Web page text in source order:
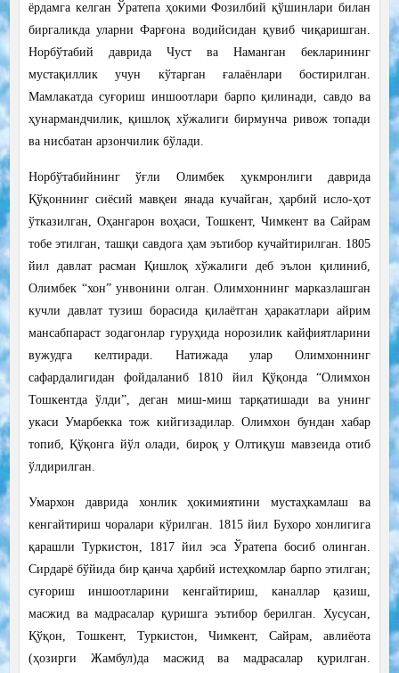
ёрдамга келган Ўратепа ҳокими Фозилбий қўшинлари билан
биргаликда уларни Фарғона водийсидан қувиб чиқаришган.
Норбўтабий даврида Чуст ва Наманган бекларининг
мустақиллик учун кўтарган ғалаёнлари бостирилган.
Мамлакатда суғориш иншоотлари барпо қилинади, савдо ва
ҳунармандчилик, қишлоқ хўжалиги бирмунча ривож топади
ва нисбатан арзончилик бўлади.
Норбўтабийнинг ўғли Олимбек ҳукмронлиги даврида
Қўқоннинг сиёсий мавқеи янада кучайган, ҳарбий исло-ҳот
ўтказилган, Оҳангарон воҳаси, Тошкент, Чимкент ва Сайрам
тобе этилган, ташқи савдога ҳам эътибор кучайтирилган. 1805
йил давлат расман Қишлоқ хўжалиги деб эълон қилиниб,
Олимбек “хон” унвонини олган. Олимхоннинг марказлашган
кучли давлат тузиш борасида қилаётган ҳаракатлари айрим
мансабпараст зодагонлар гуруҳида норозилик кайфиятларини
вужудга келтиради. Натижада улар Олимхоннинг
сафардалигидан фойдаланиб 1810 йил Қўқонда “Олимхон
Тошкентда ўлди”, деган миш-миш тарқатишади ва унинг
укаси Умарбекка тож кийгизадилар. Олимхон бундан хабар
топиб, Қўқонга йўл олади, бироқ у Олтиқуш мавзеида отиб
ўлдирилган.
Умархон даврида хонлик ҳокимиятини мустаҳкамлаш ва
кенгайтириш чоралари кўрилган. 1815 йил Бухоро хонлигига
қарашли Туркистон, 1817 йил эса Ўратепа босиб олинган.
Сирдарё бўйида бир қанча ҳарбий истеҳкомлар барпо этилган;
суғориш иншоотларини кенгайтириш, каналлар қазиш,
масжид ва мадрасалар қуришга эътибор берилган. Хусусан,
Қўқон, Тошкент, Туркистон, Чимкент, Сайрам, авлиёота
(ҳозирги Жамбул)да масжид ва мадрасалар қурилган.